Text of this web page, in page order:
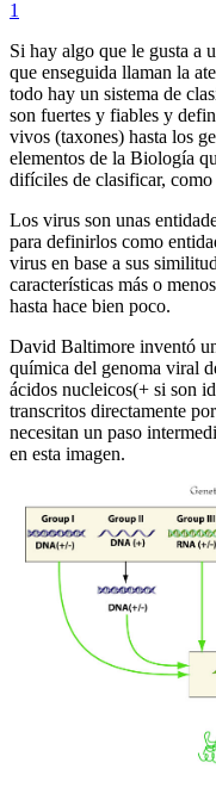
1
Si hay algo que le gusta a
que enseguida llaman la
todo hay un sistema de
son fuertes y fiables y
vivos (taxones) hasta los
elementos de la Biología
difíciles de clasificar,
Los virus son unas
para definirlos como
virus en base a sus
características más o
hasta hace bien poco.
David Baltimore inventó
química del genoma viral
ácidos nucleicos(+ si son
transcritos directamente
necesitan un paso
en esta imagen.